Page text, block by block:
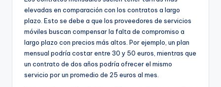
elevadas en comparación con los contratos a largo
plazo. Esto se debe a que los proveedores de servicios
móviles buscan compensar la falta de compromiso a
largo plazo con precios más altos. Por ejemplo, un plan
mensual podría costar entre 30 y 50 euros, mientras que
un contrato de dos años podría ofrecer el mismo
servicio por un promedio de 25 euros al mes.